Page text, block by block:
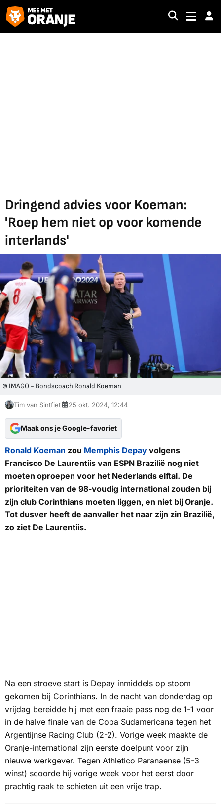
Dringend advies voor Koeman:
'Roep hem niet op voor komende
interlands'
© IMAGO - Bondscoach Ronald Koeman
Tim van Sintfiet 25 okt. 2024, 12:44
Maak ons je Google-favoriet
Ronald Koeman zou Memphis Depay volgens
Francisco De Laurentiis van ESPN Brazilië nog niet
moeten oproepen voor het Nederlands elftal. De
prioriteiten van de 98-voudig international zouden bij
zijn club Corinthians moeten liggen, en niet bij Oranje.
Tot dusver heeft de aanvaller het naar zijn zin Brazilië,
zo ziet De Laurentiis.
Na een stroeve start is Depay inmiddels op stoom
gekomen bij Corinthians. In de nacht van donderdag op
vrijdag bereidde hij met een fraaie pass nog de 1-1 voor
in de halve finale van de Copa Sudamericana tegen het
Argentijnse Racing Club (2-2). Vorige week maakte de
Oranje-international zijn eerste doelpunt voor zijn
nieuwe werkgever. Tegen Athletico Paranaense (5-3
winst) scoorde hij vorige week voor het eerst door
prachtig raak te schieten uit een vrije trap.